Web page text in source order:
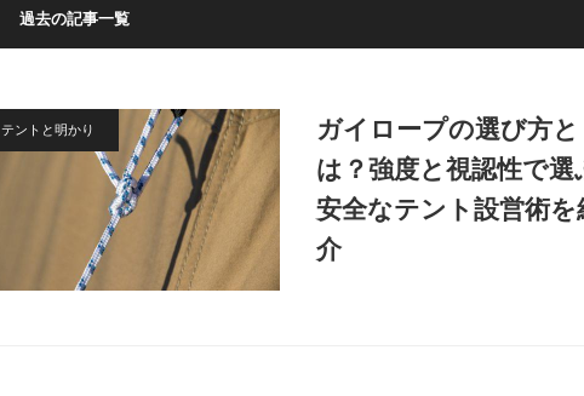
過去の記事一覧
テントと明かり
ガイロープの選び方と
は？強度と視認性で選
安全なテント設営術を
介